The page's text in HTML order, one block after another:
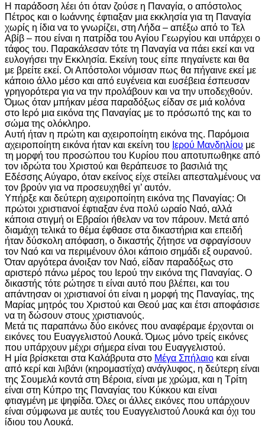
Η παράδοση λέει ότι όταν ζούσε η Παναγία, ο απόστολος
Πέτρος και ο Ιωάννης έφτιαξαν μια εκκλησία για τη Παναγία
χωρίς η ίδια να το γνωρίζει, στη Λήδα – απέξω από το Τελ
Αβίβ – που είναι η πατρίδα του Αγίου Γεωργίου και υπάρχει ο
τάφος του. Παρακάλεσαν τότε τη Παναγία να πάει εκεί και να
ευλογήσει την Εκκλησία. Εκείνη τους είπε πηγαίνετε και θα
με βρείτε εκεί. Οι Απόστολοι νόμισαν πως θα πήγαινε εκεί με
κάποιο άλλο μέσο και από ευγένεια και ευσέβεια έσπευσαν
γρηγορότερα για να την προλάβουν και να την υποδεχθούν.
Όμως όταν μπήκαν μέσα παραδόξως είδαν σε μιά κολόνα
στο Ιερό μια εικόνα της Παναγίας με το πρόσωπό της και το
σώμα της ολόκληρο.
Αυτή ήταν η πρώτη και αχειροποίητη εικόνα της. Παρόμοια
αχειροποίητη εικόνα ήταν και εκείνη του Ιερού Μανδηλίου με
τη μορφή του προσώπου του Κυρίου που αποτυπωθηκε από
τον ιδρώτα του Χριστού και θεράπευσε το βασιλιά της
Εδέσσης Αύγαρο, όταν εκείνος είχε στείλει απεσταλμένους να
τον βρούν για να προσευχηθεί γι’ αυτόν.
Υπήρξε και δεύτερη αχειροποίητη εικόνα της Παναγίας: Οι
πρώτοι χριστιανοί έφτιαξαν ένα πολύ ωραίο Ναό, αλλά
κάποια στιγμή οι Εβραίοι ήθελαν να τον πάρουν. Μετά από
διαμάχη τελικά το θέμα έφθασε στα δικαστήρια και επειδή
ήταν δύσκολη απόφαση, ο δικαστής ζήτησε να σφραγίσουν
τον Ναό και να περιμένουν όλοι κάποιο σημάδι εξ ουρανού.
Όταν αργότερα άνοιξαν τον Ναό, είδαν παραδόξως στο
αριστερό πάνω μέρος του Ιερού την εικόνα της Παναγίας. Ο
δικαστής τότε ρώτησε τι είναι αυτό που βλέπει, και του
απάντησαν οι χριστιανοί ότι είναι η μορφή της Παναγίας, της
Μαρίας μητρός του Χριστού και Θεού μας και έτσι αποφάσισε
να τη δώσουν στους χριστιανούς.
Μετά τις παραπάνω δύο εικόνες που αναφέραμε έρχονται οι
εικόνες του Ευαγγελιστού Λουκά. Όμως μόνο τρείς εικόνες
που υπάρχουν μέχρι σήμερα είναι του Ευαγγελιστού.
Η μία βρίσκεται στα Καλάβρυτα στο Μέγα Σπήλαιο και είναι
από κερί και λιβάνι (κηρομαστίχα) ανάγλυφος, η δεύτερη είναι
της Σουμελά κοντά στη Βέροια, είναι με χρώμα, και η Τρίτη
είναι στη Κύπρο της Παναγίας του Κύκκου και είναι
φτιαγμένη με ψηφίδα. Όλες οι άλλες εικόνες που υπάρχουν
είναι σύμφωνα με αυτές του Ευαγγελιστού Λουκά και όχι του
ίδιου του Λουκά.